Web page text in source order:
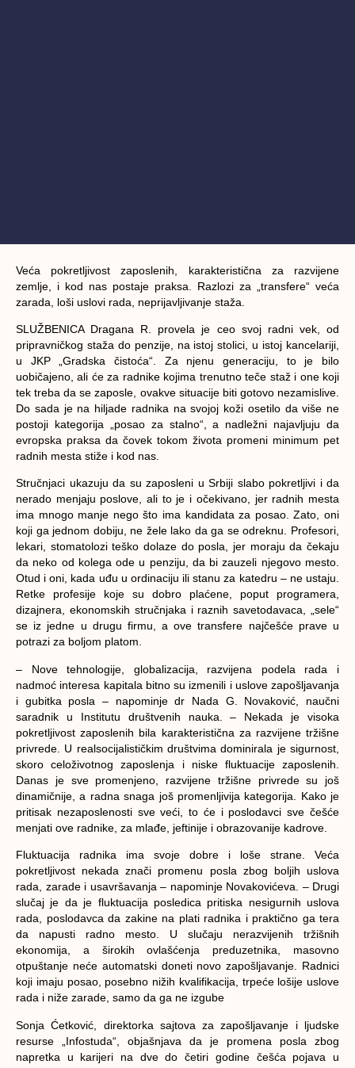
Veća pokretljivost zaposlenih, karakteristična za razvijene
zemlje, i kod nas postaje praksa. Razlozi za „transfere“ veća
zarada, loši uslovi rada, neprijavljivanje staža.
SLUŽBENICA Dragana R. provela je ceo svoj radni vek, od
pripravničkog staža do penzije, na istoj stolici, u istoj kancelariji,
u JKP „Gradska čistoća“. Za njenu generaciju, to je bilo
uobičajeno, ali će za radnike kojima trenutno teče staž i one koji
tek treba da se zaposle, ovakve situacije biti gotovo nezamislive.
Do sada je na hiljade radnika na svojoj koži osetilo da više ne
postoji kategorija „posao za stalno“, a nadležni najavljuju da
evropska praksa da čovek tokom života promeni minimum pet
radnih mesta stiže i kod nas.
Stručnjaci ukazuju da su zaposleni u Srbiji slabo pokretljivi i da
nerado menjaju poslove, ali to je i očekivano, jer radnih mesta
ima mnogo manje nego što ima kandidata za posao. Zato, oni
koji ga jednom dobiju, ne žele lako da ga se odreknu. Profesori,
lekari, stomatolozi teško dolaze do posla, jer moraju da čekaju
da neko od kolega ode u penziju, da bi zauzeli njegovo mesto.
Otud i oni, kada uđu u ordinaciju ili stanu za katedru – ne ustaju.
Retke profesije koje su dobro plaćene, poput programera,
dizajnera, ekonomskih stručnjaka i raznih savetodavaca, „sele“
se iz jedne u drugu firmu, a ove transfere najčešće prave u
potrazi za boljom platom.
– Nove tehnologije, globalizacija, razvijena podela rada i
nadmoć interesa kapitala bitno su izmenili i uslove zapošljavanja
i gubitka posla – napominje dr Nada G. Novaković, naučni
saradnik u Institutu društvenih nauka. – Nekada je visoka
pokretljivost zaposlenih bila karakteristična za razvijene tržišne
privrede. U realsocijalističkim društvima dominirala je sigurnost,
skoro celoživotnog zaposlenja i niske fluktuacije zaposlenih.
Danas je sve promenjeno, razvijene tržišne privrede su još
dinamičnije, a radna snaga još promenljivija kategorija. Kako je
pritisak nezaposlenosti sve veći, to će i poslodavci sve češće
menjati ove radnike, za mlađe, jeftinije i obrazovanije kadrove.
Fluktuacija radnika ima svoje dobre i loše strane. Veća
pokretljivost nekada znači promenu posla zbog boljih uslova
rada, zarade i usavršavanja – napominje Novakovićeva. – Drugi
slučaj je da je fluktuacija posledica pritiska nesigurnih uslova
rada, poslodavca da zakine na plati radnika i praktično ga tera
da napusti radno mesto. U slučaju nerazvijenih tržišnih
ekonomija, a širokih ovlašćenja preduzetnika, masovno
otpuštanje neće automatski doneti novo zapošljavanje. Radnici
koji imaju posao, posebno nižih kvalifikacija, trpeće lošije uslove
rada i niže zarade, samo da ga ne izgube
Sonja Ćetković, direktorka sajtova za zapošljavanje i ljudske
resurse „Infostuda“, objašnjava da je promena posla zbog
napretka u karijeri na dve do četiri godine češća pojava u